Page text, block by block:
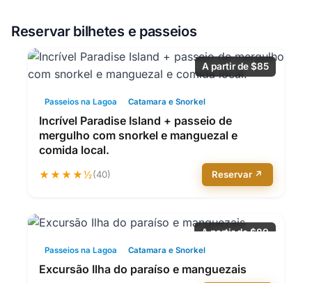
Reservar bilhetes e passeios
A partir de $85
Passeios na Lagoa Catamara e Snorkel
Incrível Paradise Island + passeio de
mergulho com snorkel e manguezal e
comida local.
★★★★½(40) Reservar ↗
A partir de $89
Passeios na Lagoa Catamara e Snorkel
Excursão Ilha do paraíso e manguezais